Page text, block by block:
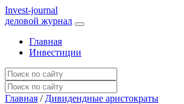
Invest-journal
деловой журнал
Главная
Инвестиции
Главная / Дивидендные аристократы